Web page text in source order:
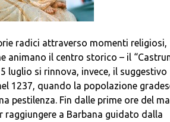
radici attraverso momenti religiosi,
animano il centro storico – il
luglio si rinnova, invece, il suggestivo
1237, quando la popolazione
pestilenza. Fin dalle prime ore del
a Barbana guidato dalla